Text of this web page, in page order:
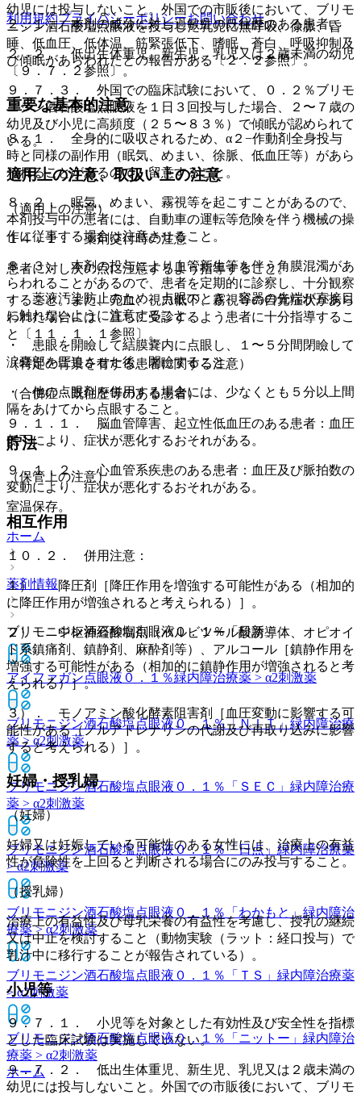
幼児には投与しないこと。外国での市販後において、ブリモ
ニジン酒石酸塩点眼液を投与した乳児に無呼吸、徐脈、昏
睡、低血圧、低体温、筋緊張低下、嗜眠、蒼白、呼吸抑制及
び傾眠があらわれたとの報告がある〔２．２参照〕。
９．７．３． 外国での臨床試験において、０．２％ブリモ
ニジン酒石酸塩点眼液を１日３回投与した場合、２〜７歳の
幼児及び小児に高頻度（２５〜８３％）で傾眠が認められて
いる。
適用上の注意、取扱い上の注意
（適用上の注意）
１４．１． 薬剤交付時の注意
患者に対し次の点に注意するよう指導すること。
・ 薬液汚染防止のため、点眼のとき、容器の先端が直接目
に触れないように注意すること。
・ 患眼を開瞼して結膜嚢内に点眼し、１〜５分間閉瞼して
涙嚢部を圧迫させた後、開瞼すること。
・ 他の点眼剤を併用する場合には、少なくとも５分以上間
隔をあけてから点眼すること。
貯法
（保管上の注意）
室温保存。
ホーム
薬剤情報
ブリモニジン酒石酸塩点眼液０．１％「日新」
アイファガン点眼液０．１％緑内障治療薬 > α2刺激薬
ブリモニジン酒石酸塩点眼液０．１％「ＮＩＴ」 緑内障治療
薬 > α2刺激薬
ブリモニジン酒石酸塩点眼液０．１％「ＳＥＣ」 緑内障治療
薬 > α2刺激薬
ブリモニジン酒石酸塩点眼液０．１％「日点」 緑内障治療薬
> α2刺激薬
ブリモニジン酒石酸塩点眼液０．１％「わかもと」緑内障治
療薬 > α2刺激薬
ブリモニジン酒石酸塩点眼液０．１％「ＴＳ」 緑内障治療薬
> α2刺激薬
ブリモニジン酒石酸塩点眼液０．１％「ニットー」 緑内障治
療薬 > α2刺激薬
ホーム
２．１． 本剤の成分に対し過敏症の既往歴のある患者。
２．２． 低出生体重児、新生児、乳児又は２歳未満の幼児
〔９．７．２参照〕。
重要な基本的注意
８．１． 全身的に吸収されるため、α２−作動剤全身投与
時と同様の副作用（眠気、めまい、徐脈、低血圧等）があら
われることがあるので、留意すること。
８．２． 眠気、めまい、霧視等を起こすことがあるので、
本剤投与中の患者には、自動車の運転等危険を伴う機械の操
作に従事する場合は注意させること。
８．３． 本剤の投与により血管新生等を伴う角膜混濁があ
らわれることがあるので、患者を定期的に診察し、十分観察
すること。また、充血、視力低下、霧視等の自覚症状があら
われた場合には、直ちに受診するよう患者に十分指導するこ
と〔１１．１．１参照〕。
（特定の背景を有する患者に関する注意）
（合併症・既往歴等のある患者）
９．１．１． 脳血管障害、起立性低血圧のある患者：血圧
低下により、症状が悪化するおそれがある。
９．１．２． 心血管系疾患のある患者：血圧及び脈拍数の
変動により、症状が悪化するおそれがある。
相互作用
１０．２． 併用注意：
１）． 降圧剤［降圧作用を増強する可能性がある（相加的
に降圧作用が増強されると考えられる）］。
２）． 中枢神経抑制剤（バルビツール酸誘導体、オピオイ
ド系鎮痛剤、鎮静剤、麻酔剤等）、アルコール［鎮静作用を
増強する可能性がある（相加的に鎮静作用が増強されると考
えられる）］。
３）． モノアミン酸化酵素阻害剤［血圧変動に影響する可
能性がある（ノルアドレナリンの代謝及び再取り込みに影響
すると考えられる）］。
妊婦・授乳婦
（妊婦）
妊婦又は妊娠している可能性のある女性には、治療上の有益
性が危険性を上回ると判断される場合にのみ投与すること。
（授乳婦）
治療上の有益性及び母乳栄養の有益性を考慮し、授乳の継続
又は中止を検討すること（動物実験（ラット：経口投与）で
乳汁中に移行することが報告されている）。
小児等
９．７．１． 小児等を対象とした有効性及び安全性を指標
とした臨床試験は実施していない。
９．７．２． 低出生体重児、新生児、乳児又は２歳未満の
幼児には投与しないこと。外国での市販後において、ブリモ
利用規約プライバシーポリシーお問い合わせ